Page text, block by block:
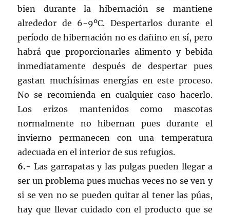
bien durante la hibernación se mantiene
alrededor de 6-9ºC. Despertarlos durante el
período de hibernación no es dañino en sí, pero
habrá que proporcionarles alimento y bebida
inmediatamente después de despertar pues
gastan muchísimas energías en este proceso.
No se recomienda en cualquier caso hacerlo.
Los erizos mantenidos como mascotas
normalmente no hibernan pues durante el
invierno permanecen con una temperatura
adecuada en el interior de sus refugios.
6.-Las garrapatas y las pulgas pueden llegar a
ser un problema pues muchas veces no se ven y
si se ven no se pueden quitar al tener las púas,
hay que llevar cuidado con el producto que se